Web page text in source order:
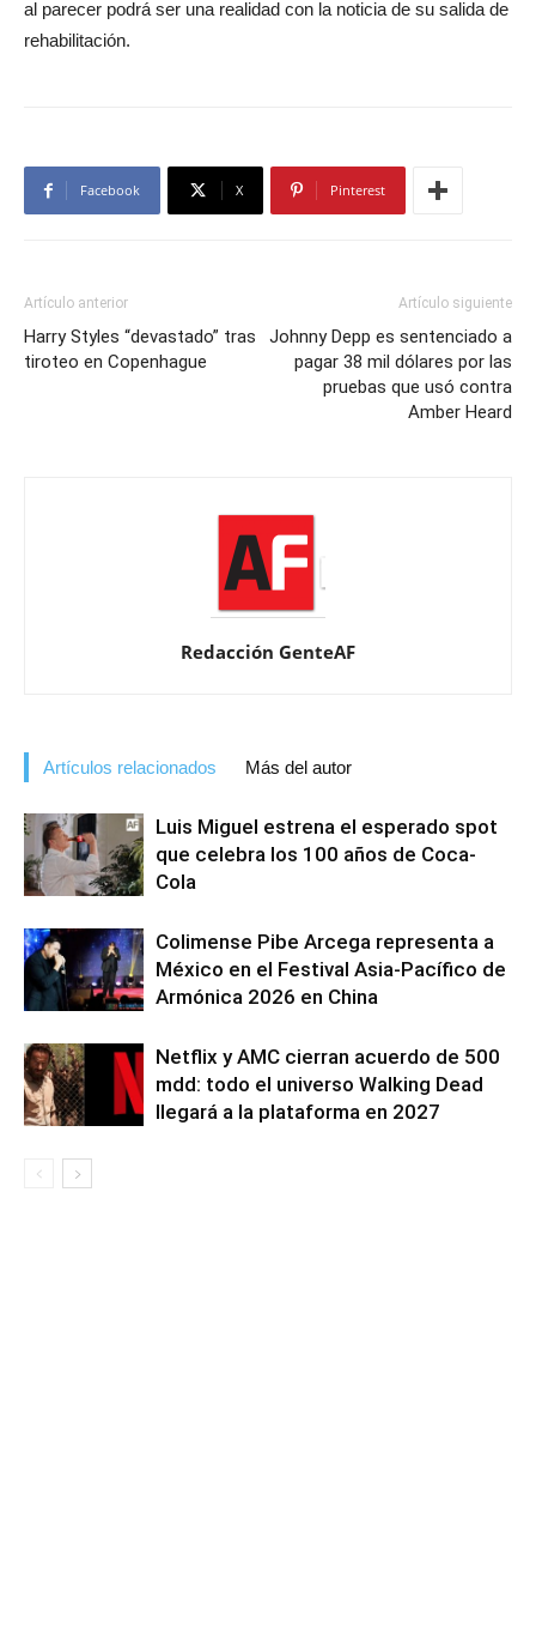
al parecer podrá ser una realidad con la noticia de su salida de
rehabilitación.
Facebook X Pinterest
Artículo anterior
Harry Styles “devastado” tras
tiroteo en Copenhague
Artículo siguiente
Johnny Depp es sentenciado a
pagar 38 mil dólares por las
pruebas que usó contra
Amber Heard
Redacción GenteAF
Artículos relacionados Más del autor
Luis Miguel estrena el esperado spot
que celebra los 100 años de Coca-
Cola
Colimense Pibe Arcega representa a
México en el Festival Asia-Pacífico de
Armónica 2026 en China
Netflix y AMC cierran acuerdo de 500
mdd: todo el universo Walking Dead
llegará a la plataforma en 2027